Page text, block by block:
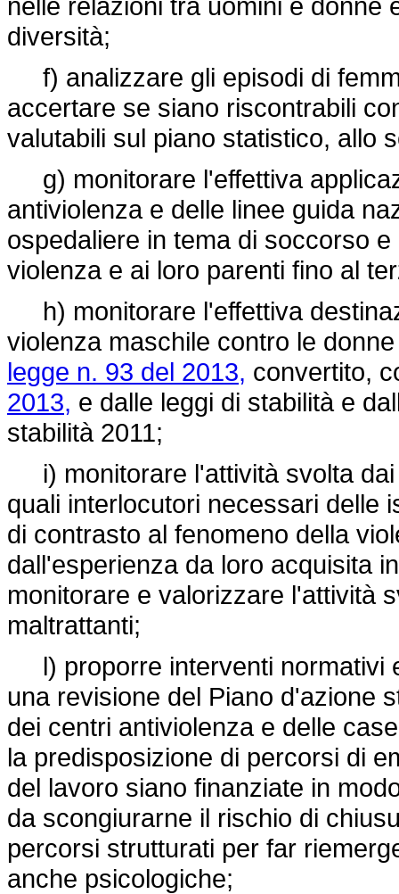
diversità;
f) analizzare gli episodi di
accertare se siano riscontrabili
valutabili sul piano statistico, allo
g) monitorare l'effettiva
antiviolenza e delle linee guida
ospedaliere in tema di soccorso
violenza e ai loro parenti fino al
h) monitorare l'effettiva
violenza maschile contro le
legge n. 93 del 2013, convertito,
2013, e dalle leggi di stabilità e
stabilità 2011;
i) monitorare l'attività svolta dai
quali interlocutori necessari delle
di contrasto al fenomeno della
dall'esperienza da loro acquisita
monitorare e valorizzare l'attività
maltrattanti;
l) proporre interventi normativi
una revisione del Piano d'azione
dei centri antiviolenza e delle
la predisposizione di percorsi di
del lavoro siano finanziate in
da scongiurarne il rischio di
percorsi strutturati per far
anche psicologiche;